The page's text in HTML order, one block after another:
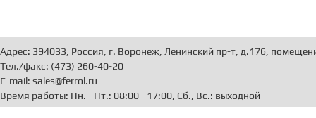
Адрес: 394033, Россия, г. Воронеж, Ленинский пр-т, д.176,
Тел./факс: (473) 260-40-20
E-mail: sales@ferrol.ru
Время работы: Пн. - Пт.: 08:00 - 17:00, Сб., Вс.: выходной